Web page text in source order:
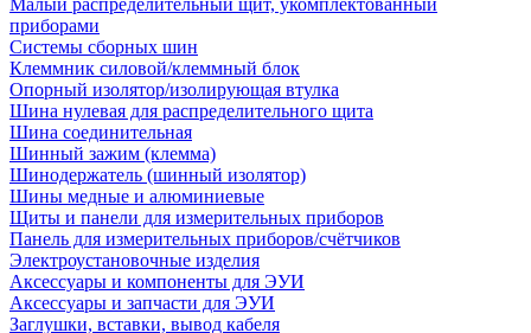
Малый распределительный щит, укомплектованный
приборами
Системы сборных шин
Клеммник силовой/клеммный блок
Опорный изолятор/изолирующая втулка
Шина нулевая для распределительного щита
Шина соединительная
Шинный зажим (клемма)
Шинодержатель (шинный изолятор)
Шины медные и алюминиевые
Щиты и панели для измерительных приборов
Панель для измерительных приборов/счётчиков
Электроустановочные изделия
Аксессуары и компоненты для ЭУИ
Аксессуары и запчасти для ЭУИ
Заглушки, вставки, вывод кабеля